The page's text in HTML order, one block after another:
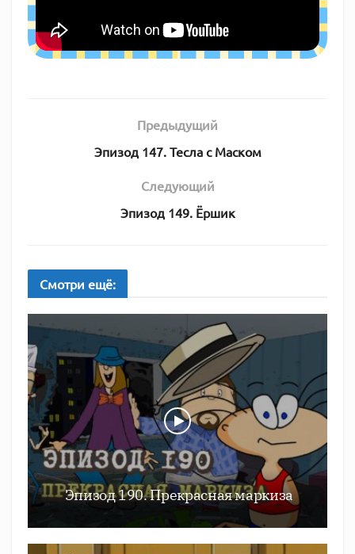
Предыдущий
Эпизод 147. Тесла с Маском
Следующий
Эпизод 149. Ёршик
Смотри ещё:
Эпизод 190. Прекрасная маркиза